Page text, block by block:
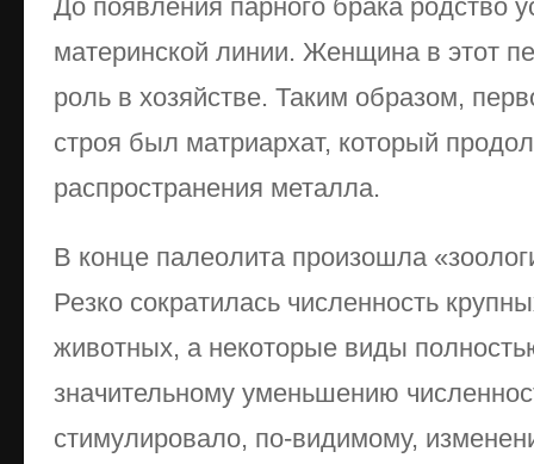
До появления парного брака родство
материнской линии. Женщина в этот
роль в хозяйстве. Таким образом,
строя был матриархат, который
распространения металла.
В конце палеолита произошла
Резко сократилась численность
животных, а некоторые виды
значительному уменьшению
стимулировало, по-видимому,